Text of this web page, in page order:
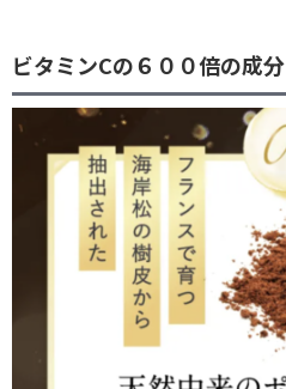
ビタミンCの６００倍の成分